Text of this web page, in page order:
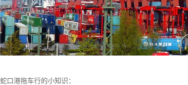
蛇口港拖车行的小知识：